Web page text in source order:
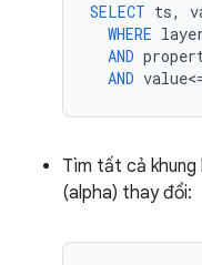
SELECT ts,
WHERE
AND
AND value<
Tìm tất cả khung
(alpha) thay đổi: